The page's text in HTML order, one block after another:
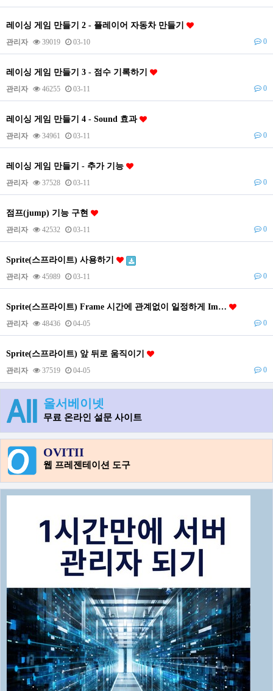
레이싱 게임 만들기 2 - 플레이어 자동차 만들기
관리자 39019 03-10 0
레이싱 게임 만들기 3 - 점수 기록하기
관리자 46255 03-11 0
레이싱 게임 만들기 4 - Sound 효과
관리자 34961 03-11 0
레이싱 게임 만들기 - 추가 기능
관리자 37528 03-11 0
점프(jump) 기능 구현
관리자 42532 03-11 0
Sprite(스프라이트) 사용하기
관리자 45989 03-11 0
Sprite(스프라이트) Frame 시간에 관계없이 일정하게 Im…
관리자 48436 04-05 0
Sprite(스프라이트) 앞 뒤로 움직이기
관리자 37519 04-05 0
올서베이넷
무료 온라인 설문 사이트
OVITII
웹 프레젠테이션 도구